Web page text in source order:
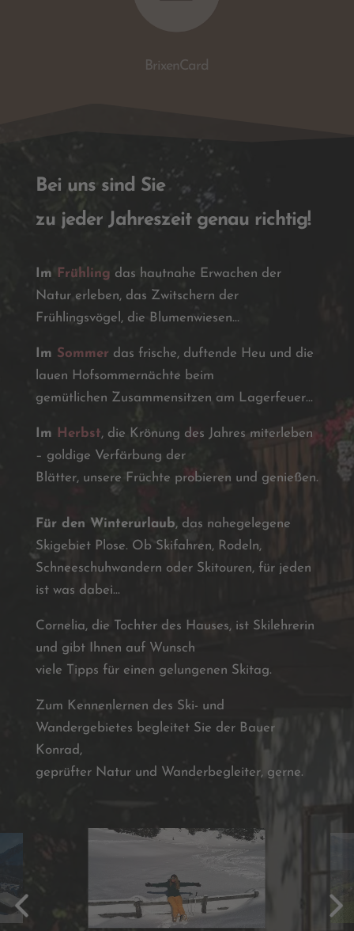
BrixenCard
Bei uns sind Sie
zu jeder Jahreszeit genau richtig!
Im Frühling das hautnahe Erwachen der
Natur erleben, das Zwitschern der
Frühlingsvögel, die Blumenwiesen…
Im Sommer das frische, duftende Heu und die
lauen Hofsommernächte beim
gemütlichen Zusammensitzen am Lagerfeuer…
Im Herbst, die Krönung des Jahres miterleben
– goldige Verfärbung der
Blätter, unsere Früchte probieren und genießen.
Für den Winterurlaub, das nahegelegene
Skigebiet Plose. Ob Skifahren, Rodeln,
Schneeschuhwandern oder Skitouren, für jeden
ist was dabei...
Cornelia, die Tochter des Hauses, ist Skilehrerin
und gibt Ihnen auf Wunsch
viele Tipps für einen gelungenen Skitag.
Zum Kennenlernen des Ski- und
Wandergebietes begleitet Sie der Bauer
Konrad,
geprüfter Natur und Wanderbegleiter, gerne.